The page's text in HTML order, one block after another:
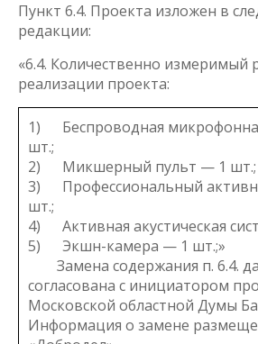
Пункт 6.4. Проекта изложен в
редакции:
«6.4. Количественно измеримый
реализации проекта:
1) Беспроводная
шт.;
2) Микшерный пульт — 1 шт.;
3) Профессиональный
шт.;
4) Активная акустическая
5) Экшн-камера — 1 шт.;»
Замена содержания п. 6.4.
согласована с инициатором
Московской областной Думы
Информация о замене